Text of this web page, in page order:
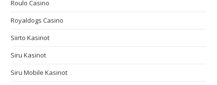
Roulo Casino
Royaldogs Casino
Siirto Kasinot
Siru Kasinot
Siru Mobile Kasinot